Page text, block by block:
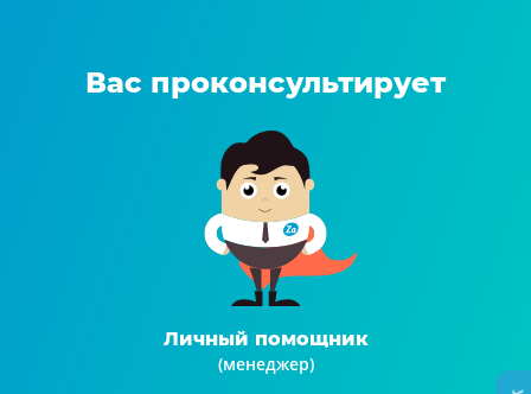
Вас проконсультирует
Личный помощник
(менеджер)